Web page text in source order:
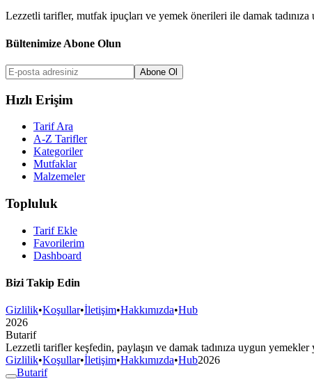
Lezzetli tarifler, mutfak ipuçları ve yemek önerileri ile damak
Bültenimize Abone Olun
Abone Ol
Hızlı Erişim
Tarif Ara
A-Z Tarifler
Kategoriler
Mutfaklar
Malzemeler
Topluluk
Tarif Ekle
Favorilerim
Dashboard
Bizi Takip Edin
Gizlilik•Koşullar•İletişim•Hakkımızda•Hub
2026
Butarif
Lezzetli tarifler keşfedin, paylaşın ve damak tadınıza uygun yemekler
Gizlilik•Koşullar•İletişim•Hakkımızda•Hub2026
Butarif